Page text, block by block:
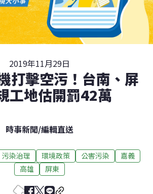
2019年11月29日
打擊空污！台南、屏
工地估開罰42萬
時事新聞/編輯直送
污染治理 環境政策 公害污染
嘉義
高雄
屏東